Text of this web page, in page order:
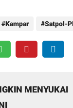
Kampar Satpol-
MENYUKAI